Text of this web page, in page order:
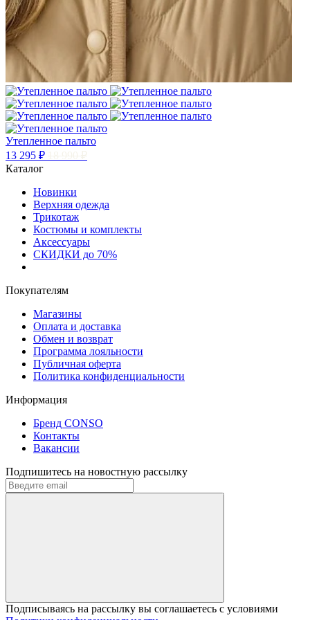
Утепленное пальто
13 295 ₽
Каталог
Новинки
Верхняя одежда
Трикотаж
Костюмы и комплекты
Аксессуары
СКИДКИ до 70%
Покупателям
Магазины
Оплата и доставка
Обмен и возврат
Программа лояльности
Публичная оферта
Политика конфиденциальности
Информация
Бренд CONSO
Контакты
Вакансии
Подпишитесь на новостную рассылку
Подписываясь на рассылку вы соглашаетесь с условиями